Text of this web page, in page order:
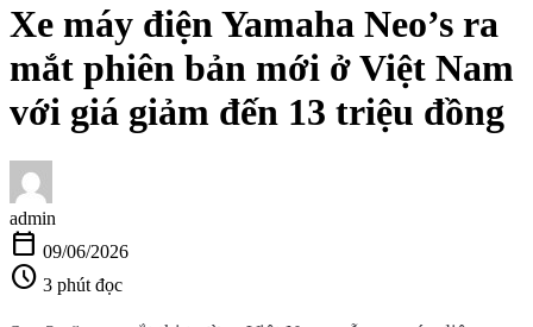
Xe máy điện Yamaha Neo’s ra
mắt phiên bản mới ở Việt Nam
với giá giảm đến 13 triệu đồng
admin
calendar_today 09/06/2026
schedule 3 phút đọc